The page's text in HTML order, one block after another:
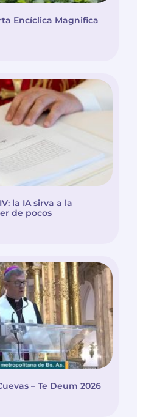
Encíclica Magnifica
la IA sirva a la
de pocos
– Te Deum 2026